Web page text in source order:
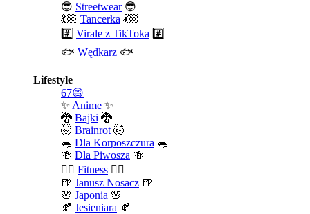
😎 Streetwear😎
💃🏼 Tancerka 💃🏼
#️⃣ Virale z TikToka #️⃣
🐟 Wędkarz 🐟
Lifestyle
67😄
✨ Anime ✨
🐉 Bajki 🐉
🤯 Brainrot 🤯
🐀 Dla Korposzczura 🐀
🍻 Dla Piwosza 🍻
🤾‍♀️ Fitness 🤾‍♀️
🍺 Janusz Nosacz 🍺
🌸 Japonia 🌸
🍂 Jesieniara 🍂